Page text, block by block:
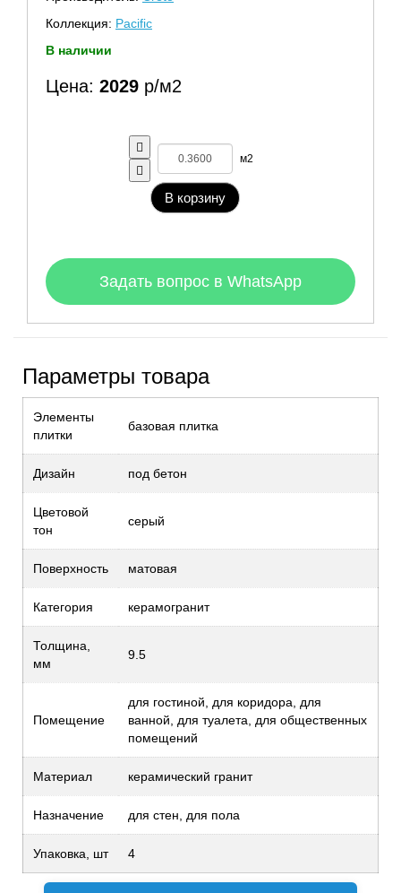
Коллекция: Pacific
В наличии
Цена: 2029 р/м2
м2
В корзину
Задать вопрос в WhatsApp
Параметры товара
Элементы
плитки
базовая плитка
Дизайн под бетон
Цветовой
тон
серый
Поверхность матовая
Категория керамогранит
Толщина,
мм
9.5
Помещение
для гостиной, для коридора, для
ванной, для туалета, для общественных
помещений
Материал керамический гранит
Назначение для стен, для пола
Упаковка, шт 4